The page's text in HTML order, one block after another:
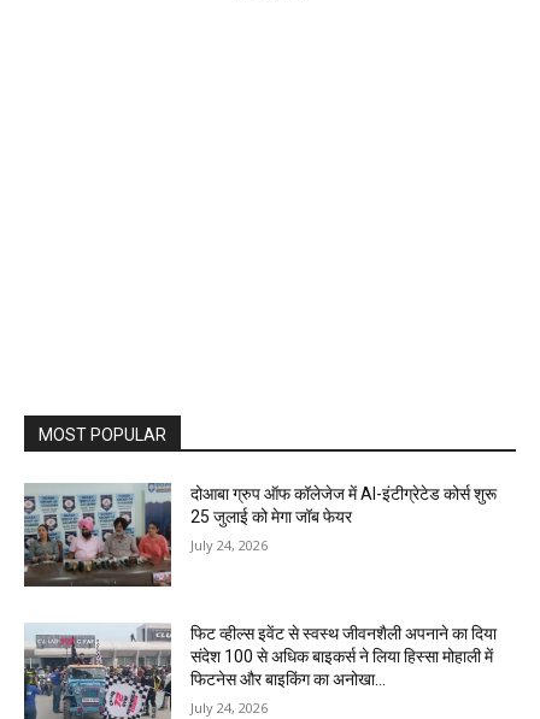
MOST POPULAR
दोआबा ग्रुप ऑफ कॉलेजेज में AI-इंटीग्रेटेड कोर्स शुरू
25 जुलाई को मेगा जॉब फेयर
July 24, 2026
फिट व्हील्स इवेंट से स्वस्थ जीवनशैली अपनाने का दिया
संदेश 100 से अधिक बाइकर्स ने लिया हिस्सा मोहाली में
फिटनेस और बाइकिंग का अनोखा...
July 24, 2026